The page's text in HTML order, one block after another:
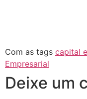
Com as tags capital
Empresarial
Deixe um